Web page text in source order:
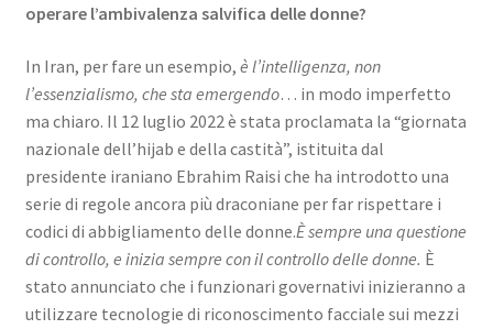
operare l’ambivalenza salvifica delle donne?
In Iran, per fare un esempio, è l’intelligenza, non
l’essenzialismo, che sta emergendo… in modo imperfetto
ma chiaro. Il 12 luglio 2022 è stata proclamata la “giornata
nazionale dell’hijab e della castità”, istituita dal
presidente iraniano Ebrahim Raisi che ha introdotto una
serie di regole ancora più draconiane per far rispettare i
codici di abbigliamento delle donne.È sempre una questione
di controllo, e inizia sempre con il controllo delle donne. È
stato annunciato che i funzionari governativi inizieranno a
utilizzare tecnologie di riconoscimento facciale sui mezzi